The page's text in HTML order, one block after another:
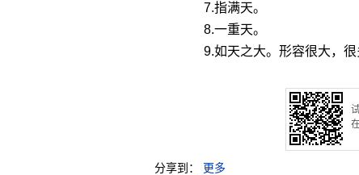
7.指满天。
8.一重天。
9.如天之大。形容很大，很
分享到： 更多